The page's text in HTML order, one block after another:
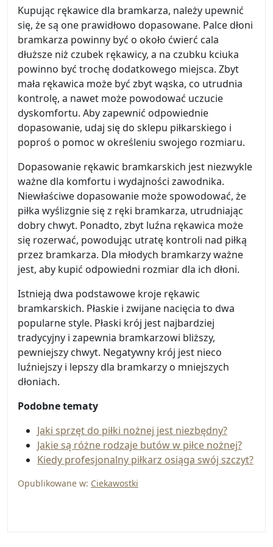
Kupując rękawice dla bramkarza, należy upewnić
się, że są one prawidłowo dopasowane. Palce dłoni
bramkarza powinny być o około ćwierć cala
dłuższe niż czubek rękawicy, a na czubku kciuka
powinno być trochę dodatkowego miejsca. Zbyt
mała rękawica może być zbyt wąska, co utrudnia
kontrolę, a nawet może powodować uczucie
dyskomfortu. Aby zapewnić odpowiednie
dopasowanie, udaj się do sklepu piłkarskiego i
poproś o pomoc w określeniu swojego rozmiaru.
Dopasowanie rękawic bramkarskich jest niezwykle
ważne dla komfortu i wydajności zawodnika.
Niewłaściwe dopasowanie może spowodować, że
piłka wyślizgnie się z ręki bramkarza, utrudniając
dobry chwyt. Ponadto, zbyt luźna rękawica może
się rozerwać, powodując utratę kontroli nad piłką
przez bramkarza. Dla młodych bramkarzy ważne
jest, aby kupić odpowiedni rozmiar dla ich dłoni.
Istnieją dwa podstawowe kroje rękawic
bramkarskich. Płaskie i zwijane nacięcia to dwa
popularne style. Płaski krój jest najbardziej
tradycyjny i zapewnia bramkarzowi bliższy,
pewniejszy chwyt. Negatywny krój jest nieco
luźniejszy i lepszy dla bramkarzy o mniejszych
dłoniach.
Podobne tematy
Jaki sprzęt do piłki nożnej jest niezbędny?
Jakie są różne rodzaje butów w piłce nożnej?
Kiedy profesjonalny piłkarz osiąga swój szczyt?
Opublikowane w: Ciekawostki